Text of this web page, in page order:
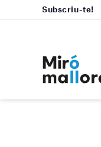
Subscriu-te!